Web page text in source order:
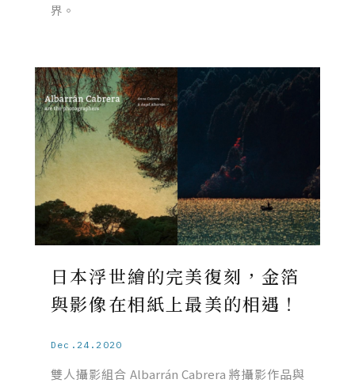
界。
日本浮世繪的完美復刻，金箔
與影像在相紙上最美的相遇！
Dec.24.2020
雙人攝影組合 Albarrán Cabrera 將攝影作品與